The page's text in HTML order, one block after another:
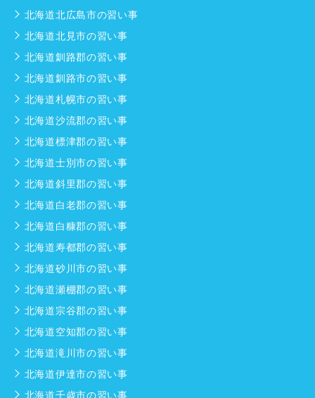
北海道北広島市の習い事
北海道北見市の習い事
北海道釧路郡の習い事
北海道釧路市の習い事
北海道札幌市の習い事
北海道沙流郡の習い事
北海道標津郡の習い事
北海道士別市の習い事
北海道斜里郡の習い事
北海道白老郡の習い事
北海道白糠郡の習い事
北海道寿都郡の習い事
北海道砂川市の習い事
北海道瀬棚郡の習い事
北海道宗谷郡の習い事
北海道空知郡の習い事
北海道滝川市の習い事
北海道伊達市の習い事
北海道千歳市の習い事